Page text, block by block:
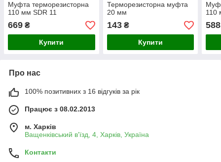
Муфта терморезисторна
110 мм SDR 11
669 ₴
Купити
Терморезисторна муфта
20 мм
143₴
Купити
110
588
Про нас
100% позитивних з 16 відгуків за рік
Працює з 08.02.2013
м. Харків
Ващенківський в'їзд, 4, Харків, Україна
Контакти